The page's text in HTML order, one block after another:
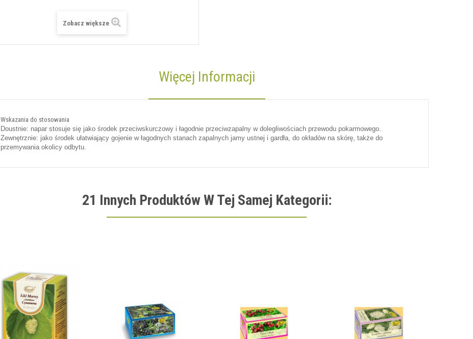
Zobacz większe
Więcej Informacji
Wskazania do stosowania
Doustnie: napar stosuje się jako środek przeciwskurczowy i łagodnie przeciwzapalny w dolegliwościach przewodu pokarmowego.
Zewnętrznie: jako środek ułatwiający gojenie w łagodnych stanach zapalnych jamy ustnej i gardła, do okładów na skórę, także do
przemywania okolicy odbytu.
21 Innych Produktów W Tej Samej Kategorii: